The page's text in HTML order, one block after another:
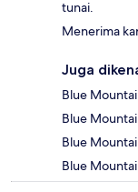
tunai.
Menerima
Juga
Blue
Blue
Blue
Blue